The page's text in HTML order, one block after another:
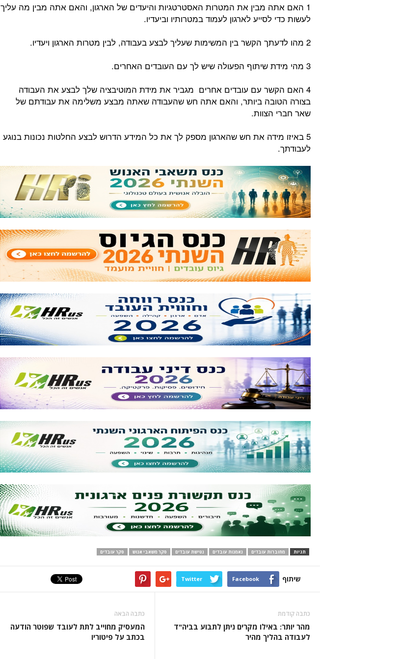
1 האם אתה מבין את המטרות האסטרטגיות והיעדים של הארגון, והאם אתה מבין מה עליך
לעשות כדי לסייע לארגון לעמוד במטרותיו וביעדיו.
2 מהו לדעתך הקשר בין המשימות שעליך לבצע בעבודה, לבין מטרות הארגון ויעדיו.
3 מהי מידת שיתוף הפעולה שיש לך עם העובדים האחרים.
4 האם הקשר עם עובדים אחרים מגביר את מידת המוטיבציה שלך לבצע את העבודה
בצורה הטובה ביותר, והאם אתה חש שהעבודה שאתה מבצע משלימה את עבודתם של
שאר חברי הצוות.
5 באיזו מידה את חש שהארגון מספק לך את כל המידע הדרוש לבצע החלטות נכונות בנוגע
לעבודתך.
תגיות מחוברות עובדים נאמנות עובדים נטישת עובדים סקר משאבי אנוש סקר עובדים
שיתוף Facebook
Twitter
כתבה קודמת
מהר יותר: באילו מקרים ניתן לתבוע בביה"ד
לעבודה בהליך מהיר
כתבה הבאה
המעסיק מחוייב לתת לעובד שפוטר הודעה
בכתב על פיטוריו